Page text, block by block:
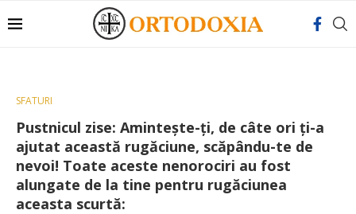
SFATURI
Pustnicul zise: Amintește-ți, de câte ori ți-a
ajutat această rugăciune, scăpându-te de
nevoi! Toate aceste nenorociri au fost
alungate de la tine pentru rugăciunea
aceasta scurtă: